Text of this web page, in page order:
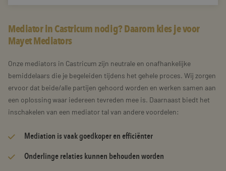
Mediator in Castricum nodig? Daarom kies je voor
Mayet Mediators
Onze mediators in Castricum zijn neutrale en onafhankelijke
bemiddelaars die je begeleiden tijdens het gehele proces. Wij zorgen
ervoor dat beide/alle partijen gehoord worden en werken samen aan
een oplossing waar iedereen tevreden mee is. Daarnaast biedt het
inschakelen van een mediator tal van andere voordelen:
Mediation is vaak goedkoper en efficiënter
Onderlinge relaties kunnen behouden worden